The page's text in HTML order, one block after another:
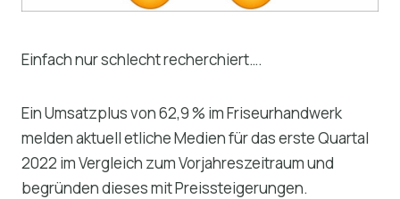
Einfach nur schlecht recherchiert….
Ein Umsatzplus von 62,9 % im Friseurhandwerk
melden aktuell etliche Medien für das erste Quartal
2022 im Vergleich zum Vorjahreszeitraum und
begründen dieses mit Preissteigerungen.